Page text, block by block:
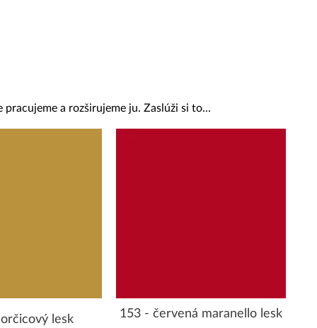
a rozširujeme ju. Zaslúži si to...
lesk 153 - červená maranello lesk